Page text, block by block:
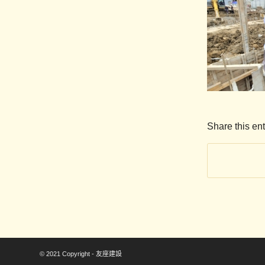
Share this
© 2021 Copyright - 友座建設